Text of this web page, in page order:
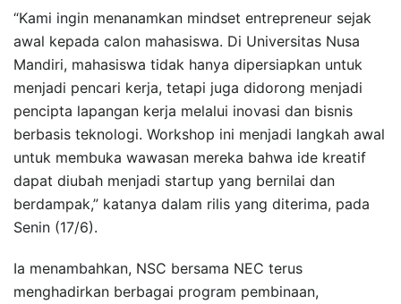
“Kami ingin menanamkan mindset entrepreneur sejak
awal kepada calon mahasiswa. Di Universitas Nusa
Mandiri, mahasiswa tidak hanya dipersiapkan untuk
menjadi pencari kerja, tetapi juga didorong menjadi
pencipta lapangan kerja melalui inovasi dan bisnis
berbasis teknologi. Workshop ini menjadi langkah awal
untuk membuka wawasan mereka bahwa ide kreatif
dapat diubah menjadi startup yang bernilai dan
berdampak,” katanya dalam rilis yang diterima, pada
Senin (17/6).
Ia menambahkan, NSC bersama NEC terus
menghadirkan berbagai program pembinaan,